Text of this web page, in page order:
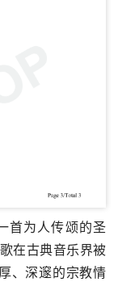
首为人传颂的圣
在古典音乐界被
、深邃的宗教情